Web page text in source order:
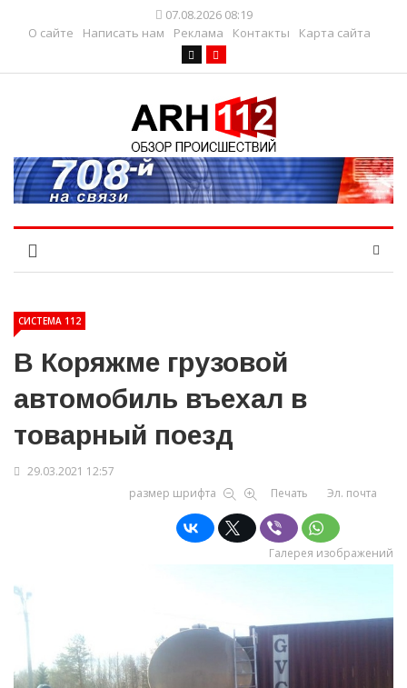
07.08.2026 08:19
О сайте
Написать нам Реклама Контакты Карта сайта
СИСТЕМА 112
В Коряжме грузовой
автомобиль въехал в
товарный поезд
29.03.2021 12:57
размер шрифта
Печать Эл. почта
Галерея изображений